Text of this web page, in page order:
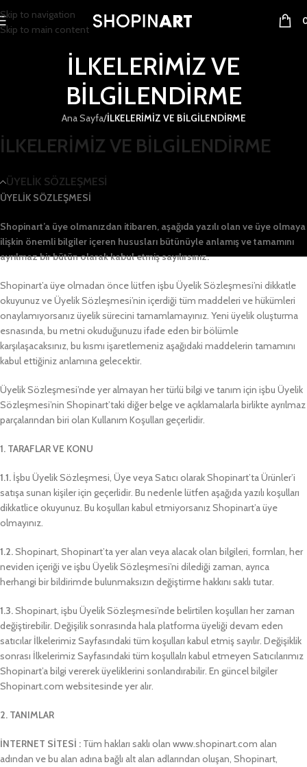
Skip to navigation
Skip to main content
İLKELERİMİZ VE
BİLGİLENDİRME
Ana Sayfa/İLKELERİMİZ VE BİLGİLENDİRME
İLKELERİMİZ VE BİLGİLENDİRME
ÜYELİK SÖZLEŞMESİ
ÜYELİK SÖZLEŞMESİ
Shopinart’a üye olmanızdan itibaren, aşağıda yazılı olan ve üye olmaya
ilişkin önemli bilgiler içeren hususları bütünüyle anlamış ve tamamını
ayrılmaz bir bütün olarak kabul etmiş sayılırsınız.
Shopinart’a üye olmadan önce lütfen işbu Üyelik Sözleşmesi’ni dikkatle
okuyunuz ve Üyelik Sözleşmesi’nin içerdiği tüm maddeleri ve hükümleri
onaylamıyorsanız üyelik sürecini tamamlamayınız. Yeni üyelik oluşturma
esnasında, bu metni okuduğunuzu ifade eden bir bölümle
karşılaşacaksınız, bu kısmı işaretlemeniz aşağıdaki maddelerin tamamını
kabul ettiğiniz anlamına gelecektir.
Üyelik Sözleşmesi’nde yer almayan her türlü bilgi ve tanım için işbu Üyelik
Sözleşmesi’nin Shopinart’taki diğer belge ve açıklamalarla birlikte ayrılmaz
parçalarından biri olan Kullanım Koşulları geçerlidir.
1. TARAFLAR VE KONU
1.1. İşbu Üyelik Sözleşmesi, Üye veya Satıcı olarak Shopinart’ta Ürünler’i
satışa sunan kişiler için geçerlidir. Bu nedenle lütfen aşağıda yazılı koşulları
dikkatlice okuyunuz. Bu koşulları kabul etmiyorsanız Shopinart’a üye
olmayınız.
1.2.Shopinart, Shopinart’ta yer alan veya alacak olan bilgileri, formları, her
neviden içeriği ve işbu Üyelik Sözleşmesi’ni dilediği zaman, ayrıca
herhangi bir bildirimde bulunmaksızın değiştirme hakkını saklı tutar.
1.3.Shopinart, işbu Üyelik Sözleşmesi’nde belirtilen koşulları her zaman
değiştirebilir. Değişilik sonrasında hala platforma üyeliği devam eden
satıcılar İlkelerimiz Sayfasındaki tüm koşulları kabul etmiş sayılır. Değişiklik
sonrası İlkelerimiz Sayfasındaki tüm koşullalrı kabul etmeyen Satıcılarımız
Shopinart’a bilgi vererek üyeliklerini sonlandırabilir. En güncel bilgiler
Shopinart.com websitesinde yer alır.
2. TANIMLAR
İNTERNET SİTESİ : Tüm hakları saklı olan www.shopinart.com alan
adından ve bu alan adına bağlı alt alan adlarından oluşan, Shopinart,